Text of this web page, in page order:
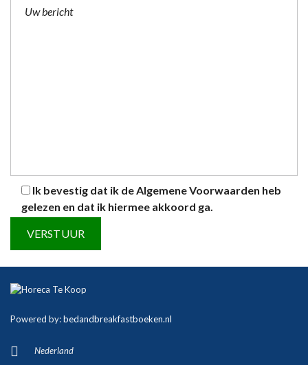
Ik bevestig dat ik deAlgemene Voorwaarden heb
gelezen en dat ik hiermee akkoord ga.
l
e
n
Powered by:bedandbreakfastboeken.nl
Nederland